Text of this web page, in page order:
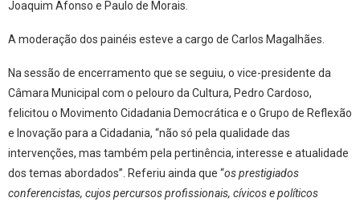
Joaquim Afonso e Paulo de Morais.
A moderação dos painéis esteve a cargo de Carlos Magalhães.
Na sessão de encerramento que se seguiu, o vice-presidente da
Câmara Municipal com o pelouro da Cultura, Pedro Cardoso,
felicitou o Movimento Cidadania Democrática e o Grupo de Reflexão
e Inovação para a Cidadania, “não só pela qualidade das
intervenções, mas também pela pertinência, interesse e atualidade
dos temas abordados”. Referiu ainda que “os prestigiados
conferencistas, cujos percursos profissionais, cívicos e políticos